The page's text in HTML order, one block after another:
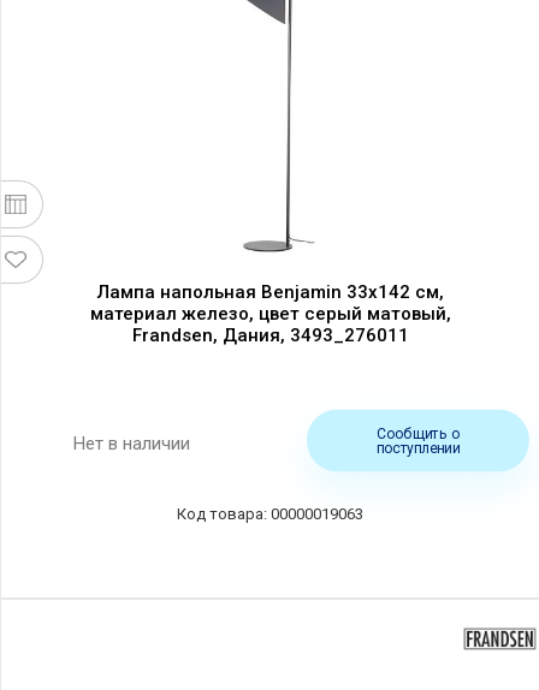
Лампа напольная Benjamin 33x142 см,
материал железо, цвет серый матовый,
Frandsen, Дания, 3493_276011
Нет в наличии
Сообщить о
поступлении
00000019063